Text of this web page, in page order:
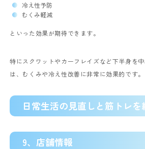
冷え性予防
むくみ軽減
といった効果が期待できます。
特にスクワットやカーフレイズなど下半身を
は、むくみや冷え性改善に非常に効果的です。
日常生活の見直しと筋トレ
9、店舗情報